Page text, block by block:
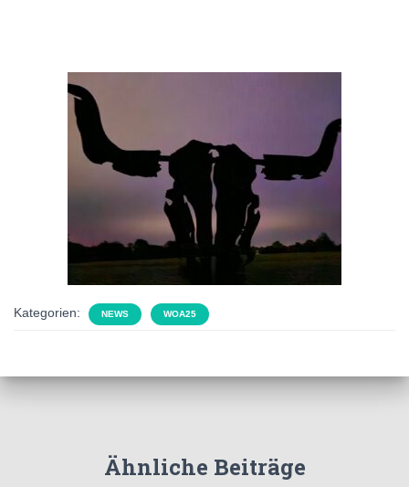
Kategorien: NEWS WOA25
Ähnliche Beiträge